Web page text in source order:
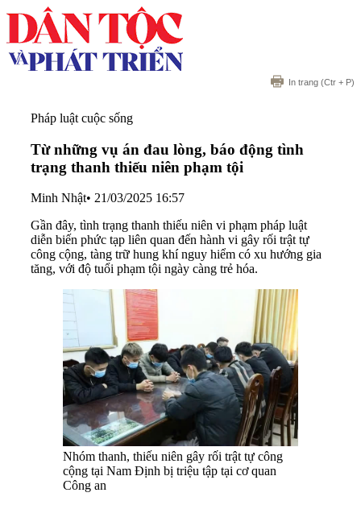
In trang (Ctr + P)
Pháp luật cuộc sống
Từ những vụ án đau lòng, báo động tình
trạng thanh thiếu niên phạm tội
Minh Nhật• 21/03/2025 16:57
Gần đây, tình trạng thanh thiếu niên vi phạm pháp luật
diễn biến phức tạp liên quan đến hành vi gây rối trật tự
công cộng, tàng trữ hung khí nguy hiểm có xu hướng gia
tăng, với độ tuổi phạm tội ngày càng trẻ hóa.
Nhóm thanh, thiếu niên gây rối trật tự công
cộng tại Nam Định bị triệu tập tại cơ quan
Công an